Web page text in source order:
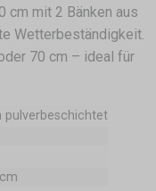
cm mit 2 Bänken aus
Wetterbeständigkeit.
70 cm – ideal für
pulverbeschichtet